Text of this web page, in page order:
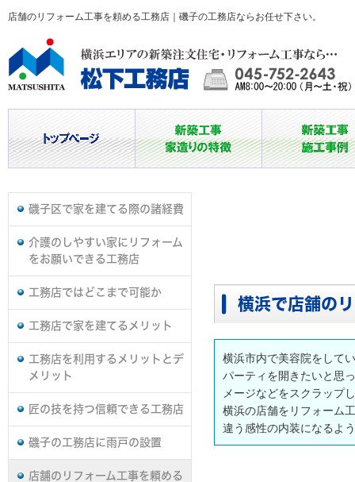
店舗のリフォーム工事を頼める工務店｜磯子の工務店ならお任せ下さい。
磯子区で家を建てる際の諸経費
介護のしやすい家にリフォーム
をお願いできる工務店
工務店ではどこまで可能か
工務店で家を建てるメリット
工務店を利用するメリットとデ
メリット
匠の技を持つ信頼できる工務店
磯子の工務店に雨戸の設置
店舗のリフォーム工事を頼める
横浜で店舗の
横浜市内で美容院をして
パーティを開きたいと思
メージなどをスクラップ
横浜の店舗をリフォーム
違う感性の内装になるよ